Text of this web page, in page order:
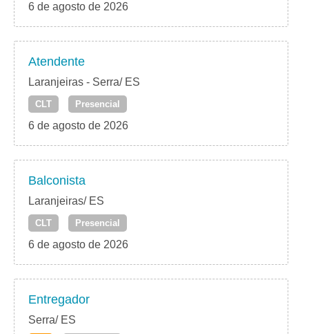
6 de agosto de 2026
Atendente
Laranjeiras - Serra/ ES
CLT Presencial
6 de agosto de 2026
Balconista
Laranjeiras/ ES
CLT Presencial
6 de agosto de 2026
Entregador
Serra/ ES